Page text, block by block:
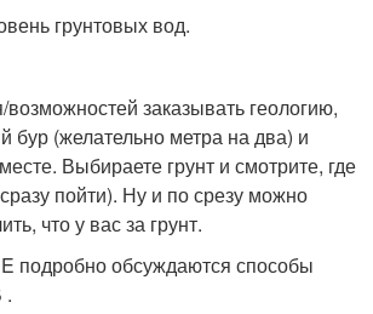
грунтовых вод.
заказывать геологию,
бур (желательно метра на два) и
Выбираете грунт и смотрите, где
пойти). Ну и по срезу можно
что у вас за грунт.
подробно обсуждаются способы
.